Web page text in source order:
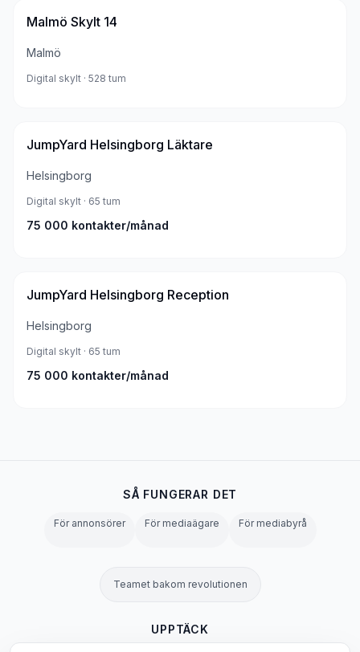
Malmö Skylt 14
Malmö
Digital skylt · 528 tum
JumpYard Helsingborg Läktare
Helsingborg
Digital skylt · 65 tum
75 000 kontakter/månad
JumpYard Helsingborg Reception
Helsingborg
Digital skylt · 65 tum
75 000 kontakter/månad
SÅ FUNGERAR DET
För annonsörer För mediaägare För mediabyrå
Teamet bakom revolutionen
UPPTÄCK